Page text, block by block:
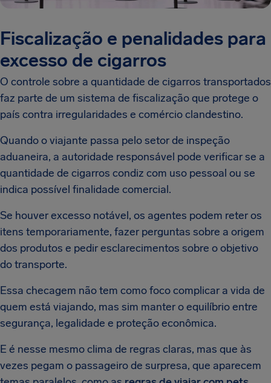
Fiscalização e penalidades para
excesso de cigarros
O controle sobre a quantidade de cigarros transportados
faz parte de um sistema de fiscalização que protege o
país contra irregularidades e comércio clandestino.
Quando o viajante passa pelo setor de inspeção
aduaneira, a autoridade responsável pode verificar se a
quantidade de cigarros condiz com uso pessoal ou se
indica possível finalidade comercial.
Se houver excesso notável, os agentes podem reter os
itens temporariamente, fazer perguntas sobre a origem
dos produtos e pedir esclarecimentos sobre o objetivo
do transporte.
Essa checagem não tem como foco complicar a vida de
quem está viajando, mas sim manter o equilíbrio entre
segurança, legalidade e proteção econômica.
E é nesse mesmo clima de regras claras, mas que às
vezes pegam o passageiro de surpresa, que aparecem